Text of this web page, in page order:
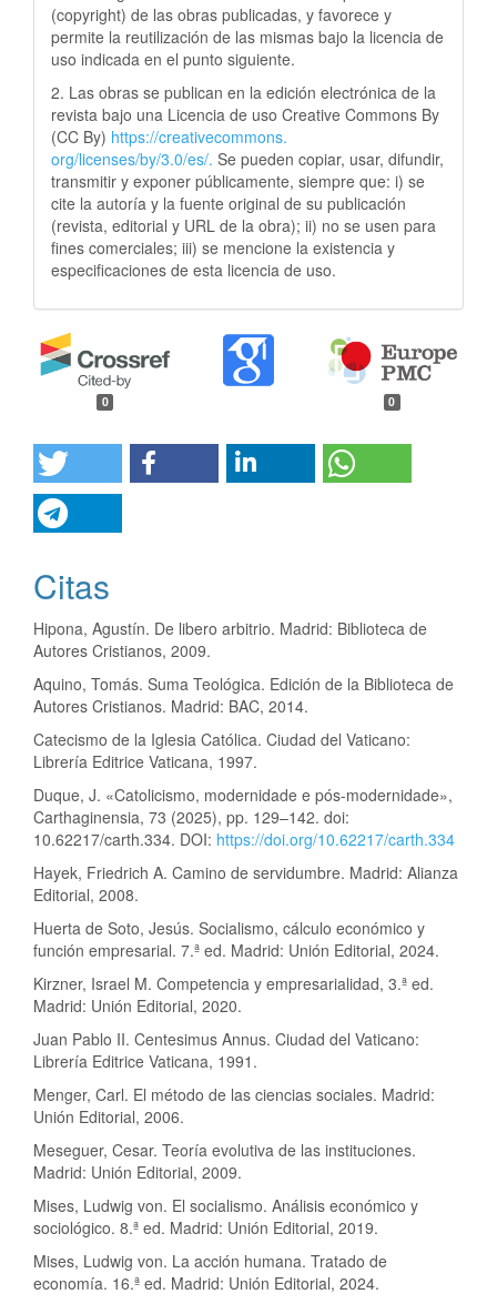
(copyright) de las obras publicadas, y favorece y
permite la reutilización de las mismas bajo la licencia de
uso indicada en el punto siguiente.
2. Las obras se publican en la edición electrónica de la
revista bajo una Licencia de uso Creative Commons By
(CC By) https://creativecommons.
org/licenses/by/3.0/es/. Se pueden copiar, usar, difundir,
transmitir y exponer públicamente, siempre que: i) se
cite la autoría y la fuente original de su publicación
(revista, editorial y URL de la obra); ii) no se usen para
fines comerciales; iii) se mencione la existencia y
especificaciones de esta licencia de uso.
0 0
Citas
Hipona, Agustín. De libero arbitrio. Madrid: Biblioteca de
Autores Cristianos, 2009.
Aquino, Tomás. Suma Teológica. Edición de la Biblioteca de
Autores Cristianos. Madrid: BAC, 2014.
Catecismo de la Iglesia Católica. Ciudad del Vaticano:
Librería Editrice Vaticana, 1997.
Duque, J. «Catolicismo, modernidade e pós-modernidade»,
Carthaginensia, 73 (2025), pp. 129–142. doi:
10.62217/carth.334. DOI: https://doi.org/10.62217/carth.334
Hayek, Friedrich A. Camino de servidumbre. Madrid: Alianza
Editorial, 2008.
Huerta de Soto, Jesús. Socialismo, cálculo económico y
función empresarial. 7.ª ed. Madrid: Unión Editorial, 2024.
Kirzner, Israel M. Competencia y empresarialidad, 3.ª ed.
Madrid: Unión Editorial, 2020.
Juan Pablo II. Centesimus Annus. Ciudad del Vaticano:
Librería Editrice Vaticana, 1991.
Menger, Carl. El método de las ciencias sociales. Madrid:
Unión Editorial, 2006.
Meseguer, Cesar. Teoría evolutiva de las instituciones.
Madrid: Unión Editorial, 2009.
Mises, Ludwig von. El socialismo. Análisis económico y
sociológico. 8.ª ed. Madrid: Unión Editorial, 2019.
Mises, Ludwig von. La acción humana. Tratado de
economía. 16.ª ed. Madrid: Unión Editorial, 2024.